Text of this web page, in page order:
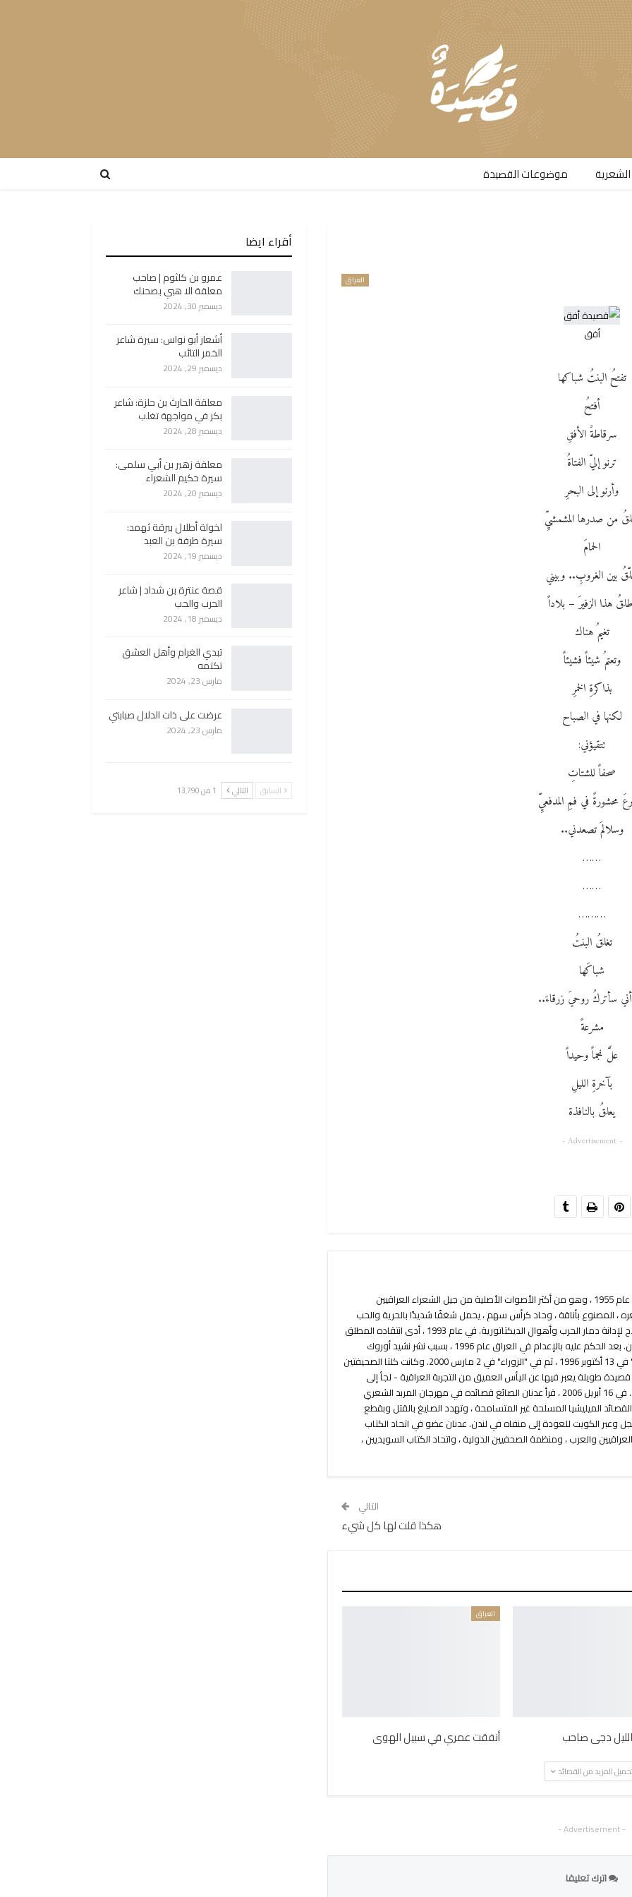
موضوعات القصيدة​
العراق
أفق
تفتحُ البنتُ شباكها
أفتحُ
سرقاطةََ الأفقِ
ترنو إليّ الفتاةُ
وأرنو إلى البحرِ
من صدرها المشمشيِّ
الحمامَ
بين الغروبِ.. وبيني
هذا الزفيرَ – بلاداً
تغيمُ هناك
وتعتمُ شيئاً فشيئاً
بذاكرةِ الخمرِ
لكنها في الصباح
تتقيؤني:
صحفاً للشتاتِ
محشورةً في فمِ المدفعيِّ
وسلالمَ تصعدني..
……
……
………
تغلقُ البنتُ
شباكَها
سأتركُ روحيَ زرقاءَ..
مشرعةً
علَّ نجماً وحيداً
بآخرةِ الليلِ
يعلقُ بالنافذة
- Advertisement -
ولد عدنان الصايغ في الكوفة (العراق) عام 1955 ، وهو من أكثر الأصوات الأصلية من جيل الشعراء العراقيين
، المصنوع بأناقة ، وحاد كرأس سهم ، يحمل شغفًا شديدًا بالحرية والحب
والجمال. يستخدم عدنان كلماته كسلاح لإدانة دمار الحرب وأهوال الديكتاتورية. في عام 1993 ، أدى انتقاده المطلق
للظلم والظلم إلى نفيه في الأردن ولبنان. بعد الحكم عليه بالإعدام في العراق عام 1996 ، بسبب نشر نشيد أوروك
(نُشرت قائمة الموت في صحيفة "بابل" في 13 أكتوبر 1996 ، ثم في "الزوراء" في 2 مارس 2000. وكانت كلتا الصحيفتين
طويلة يعبر فيها عن اليأس العميق من التجربة العراقية - لجأ إلى
السويد. منذ عام 2004 يعيش في لندن. في 16 أبريل 2006 ، قرأ عدنان الصائغ قصائده في مهرجان المربد الشعري
الميليشيا المسلحة غير المتسامحة ، وتهدد الصايغ بالقتل وبقطع
وعبر الكويت للعودة إلى منفاه في لندن. عدنان عضو في اتحاد الكتاب
والعرب ، ومنظمة الصحفيين الدولية ، واتحاد الكتاب السويديين ،
التالي
هكذا قلت لها كل شيء
دجى صاحب
العراق
أنفقت عمري في سبيل الهوى
المزيد من القصائد
- Advertisement -
اترك تعليقا
أقراء ايضا
عمرو بن كلثوم | صاحب
معلقة الا هبي بصحنك
ديسمبر 30, 2024
أشعار أبو نواس: سيرة شاعر
الخمر التائب
ديسمبر 29, 2024
معلقة الحارث بن حلزة: شاعر
بكر في مواجهة تغلب
ديسمبر 28, 2024
معلقة زهير بن أبي سلمى:
سيرة حكيم الشعراء
ديسمبر 20, 2024
لخولة أطلال ببرقة ثهمد:
سيرة طرفة بن العبد
ديسمبر 19, 2024
قصة عنترة بن شداد | شاعر
الحرب والحب
ديسمبر 18, 2024
تبدي الغرام وأهل العشق
تكتمه
مارس 23, 2024
عرضت على ذات الدلال صبابتي
مارس 23, 2024
السابق التالي 1 من 13٬790